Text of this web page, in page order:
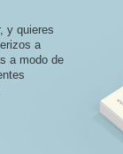
y quieres
a
a modo de